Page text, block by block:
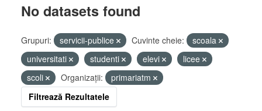
No datasets found
Grupuri: servicii-publice Cuvinte cheie:
scoala
universitati
studenti elevi
licee
scoli
Organizații:
primariatm
Filtrează Rezultatele